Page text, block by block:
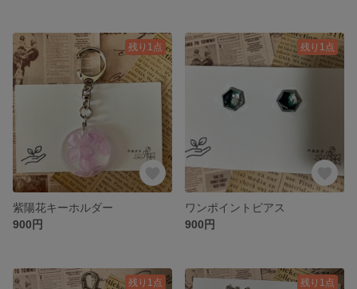
残り1点
紫陽花キーホルダー
900円
残り1点
ワンポイントピアス
900円
残り1点 残り1点